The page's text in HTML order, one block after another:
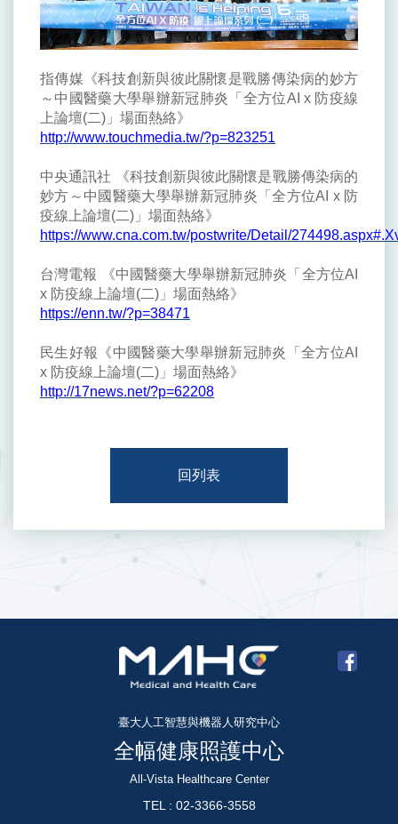
指傳媒《科技創新與彼此關懷是戰勝傳染病的妙方
～中國醫藥大學舉辦新冠肺炎「全方位AI x 防疫線
上論壇(二)」場面熱絡》
http://www.touchmedia.tw/?p=823251
中央通訊社 《科技創新與彼此關懷是戰勝傳染病的
妙方～中國醫藥大學舉辦新冠肺炎「全方位AI x 防
疫線上論壇(二)」場面熱絡》
https://www.cna.com.tw/postwrite/Detail/
台灣電報 《中國醫藥大學舉辦新冠肺炎「全方位AI
x 防疫線上論壇(二)」場面熱絡》
https://enn.tw/?p=38471
民生好報《中國醫藥大學舉辦新冠肺炎「全方位AI
x 防疫線上論壇(二)」場面熱絡》
http://17news.net/?p=62208
回列表
臺大人工智慧與機器人研究中心
全幅健康照護中心
All-Vista Healthcare Center
TEL : 02-3366-3558